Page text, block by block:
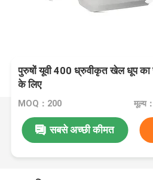
पुरुषों यूवी 400 ध्रुवीकृत खेल धूप का
के लिए
MOQ：200 मूल्य
सबसे अच्छी कीमत